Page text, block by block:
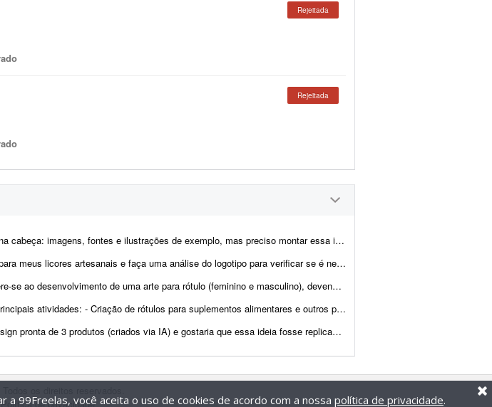
Rejeitada
Rejeitada
fontes e ilustrações de exemplo, mas preciso montar essa ideia em um rótulo adesivo para embalagem de café com ...
licores artesanais e faça uma análise do logotipo para verificar se é necessário melhorar ou não.
de uma arte para rótulo (feminino e masculino), devendo conter os seguintes elementos: -> Logotipo da marca; -> Indicação de volu...
atividades: - Criação de rótulos para suplementos alimentares e outros produtos. - Atualização e adaptação de rótulos já e...
(criados via IA) e gostaria que essa ideia fosse replicada nos gabaritos do Illustrator que possuo, mantendo a mesma estética em...
Política de privacidade
99Freelas, você aceita o uso de cookies de acordo com a nossa política de privacidade.